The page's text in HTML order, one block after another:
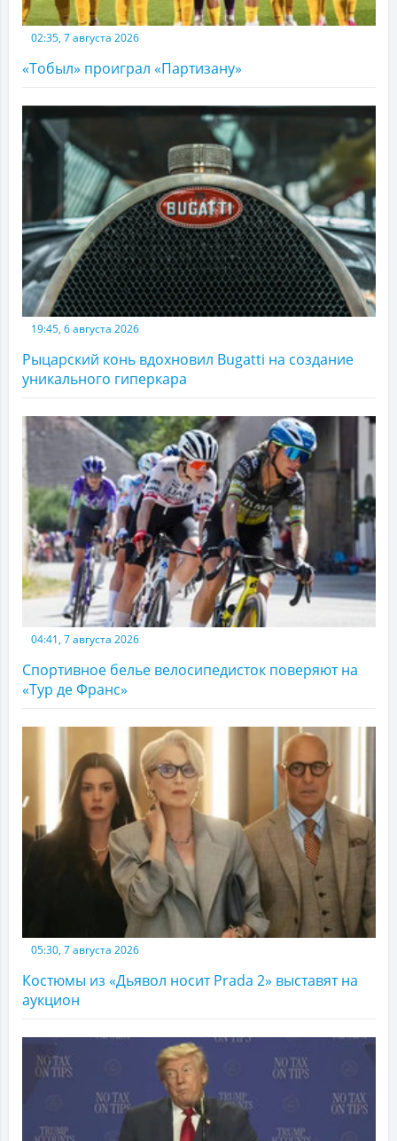
02:35, 7 августа 2026
«Тобыл» проиграл «Партизану»
19:45, 6 августа 2026
Рыцарский конь вдохновил Bugatti на создание
уникального гиперкара
04:41, 7 августа 2026
Спортивное белье велосипедисток поверяют на
«Тур де Франс»
05:30, 7 августа 2026
Костюмы из «Дьявол носит Prada 2» выставят на
аукцион